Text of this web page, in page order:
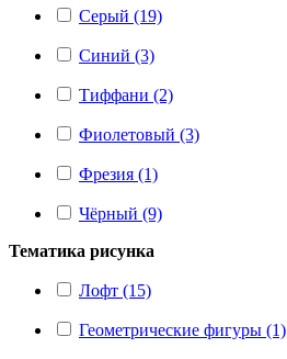
Серый (19)
Синий (3)
Тиффани (2)
Фиолетовый (3)
Фрезия (1)
Чёрный (9)
Тематика рисунка
Лофт (15)
Геометрические фигуры (1)